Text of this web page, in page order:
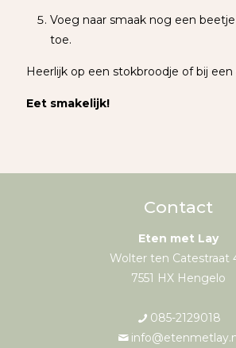
Voeg naar smaak nog een
toe.
Heerlijk op een stokbroodje of bij een
Eet smakelijk!
Contact
Eten met Lay
Wolter ten Catestraat
7551 HX Hengelo
085-2129018